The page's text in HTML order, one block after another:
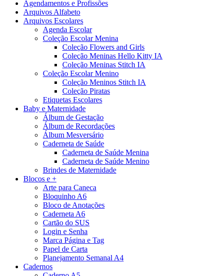
Agendamentos e Profissões
Arquivos Alfabeto
Arquivos Escolares
Agenda Escolar
Coleção Escolar Menina
Coleção Flowers and Girls
Coleção Meninas Hello Kitty IA
Coleção Meninas Stitch IA
Coleção Escolar Menino
Coleção Meninos Stitch IA
Coleção Piratas
Etiquetas Escolares
Baby e Maternidade
Álbum de Gestação
Álbum de Recordações
Álbum Mesversário
Caderneta de Saúde
Caderneta de Saúde Menina
Caderneta de Saúde Menino
Brindes de Maternidade
Blocos e +
Arte para Caneca
Bloquinho A6
Bloco de Anotações
Caderneta A6
Cartão do SUS
Login e Senha
Marca Página e Tag
Papel de Carta
Planejamento Semanal A4
Cadernos